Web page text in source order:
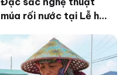
múa rối nước tại Lễ hội